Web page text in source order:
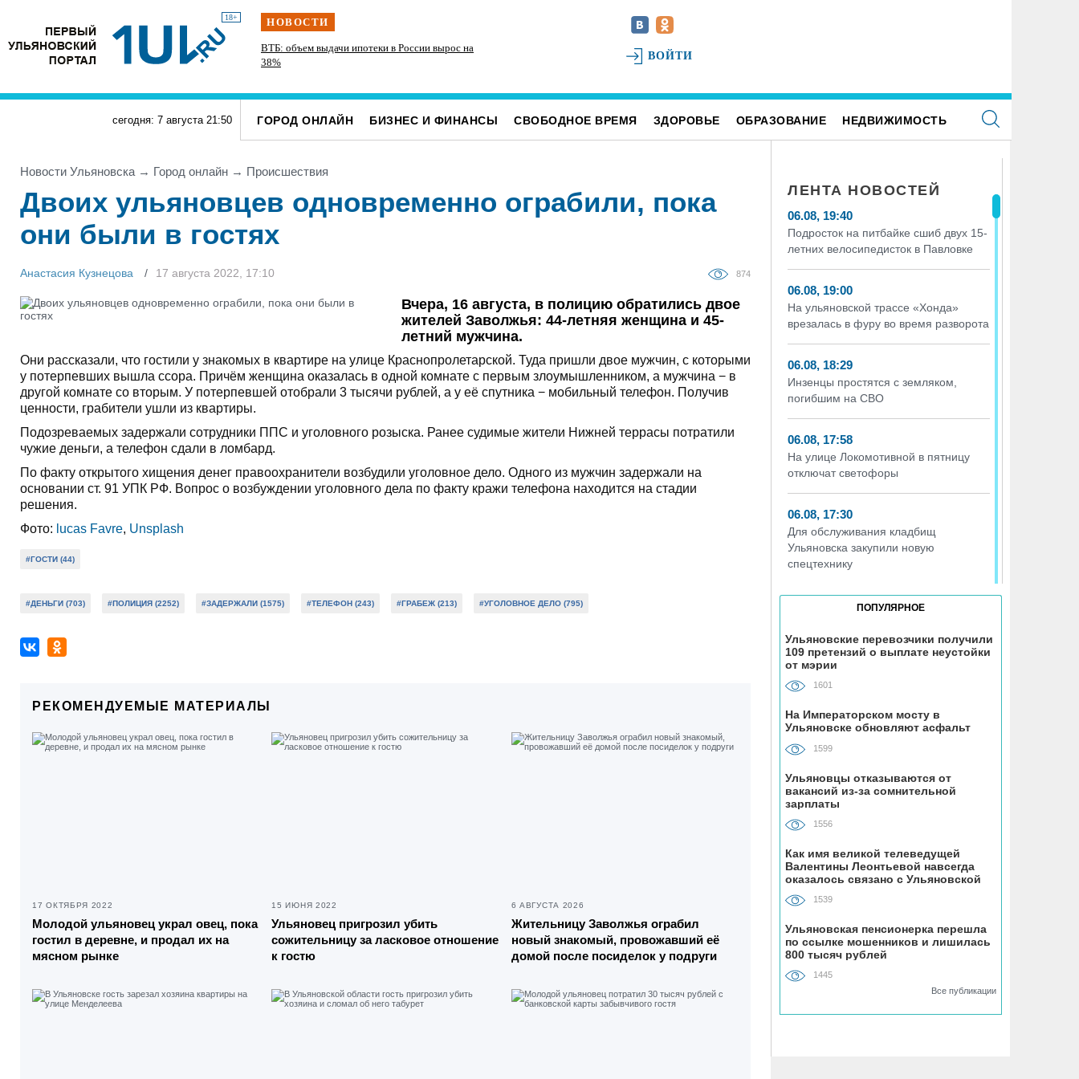
18+ НОВОСТИ
ВТБ: объем выдачи ипотеки в России вырос на
38%
ВОЙТИ
сегодня: 7 августа 21:50 ГОРОД ОНЛАЙН БИЗНЕС И ФИНАНСЫ СВОБОДНОЕ ВРЕМЯ ЗДОРОВЬЕ ОБРАЗОВАНИЕ НЕДВИЖИМОСТЬ
Новости Ульяновска → Город онлайн → Проиcшествия
Двоих ульяновцев одновременно ограбили, пока
они были в гостях
Анастасия Кузнецова 17 августа 2022, 17:10 874
Вчера, 16 августа, в полицию обратились двое
жителей Заволжья: 44-летняя женщина и 45-
летний мужчина.
Они рассказали, что гостили у знакомых в квартире на улице Краснопролетарской. Туда пришли двое мужчин, с которыми
у потерпевших вышла ссора. Причём женщина оказалась в одной комнате с первым злоумышленником, а мужчина − в
другой комнате со вторым. У потерпевшей отобрали 3 тысячи рублей, а у её спутника − мобильный телефон. Получив
ценности, грабители ушли из квартиры.
Подозреваемых задержали сотрудники ППС и уголовного розыска. Ранее судимые жители Нижней террасы потратили
чужие деньги, а телефон сдали в ломбард.
По факту открытого хищения денег правоохранители возбудили уголовное дело. Одного из мужчин задержали на
основании ст. 91 УПК РФ. Вопрос о возбуждении уголовного дела по факту кражи телефона находится на стадии
решения.
Фото: lucas Favre, Unsplash
#ГОСТИ (44)
#ДЕНЬГИ (703) #ПОЛИЦИЯ (2252) #ЗАДЕРЖАЛИ (1575) #ТЕЛЕФОН (243) #ГРАБЕЖ (213) #УГОЛОВНОЕ ДЕЛО (795)
РЕКОМЕНДУЕМЫЕ МАТЕРИАЛЫ
17 ОКТЯБРЯ 2022
Молодой ульяновец украл овец, пока
гостил в деревне, и продал их на
мясном рынке
15 ИЮНЯ 2022
Ульяновец пригрозил убить
сожительницу за ласковое отношение
к гостю
6 АВГУСТА 2026
Жительницу Заволжья ограбил
новый знакомый, провожавший её
домой после посиделок у подруги
ЛЕНТА НОВОСТЕЙ
06.08, 19:40
Подросток на питбайке сшиб двух 15-
летних велосипедисток в Павловке
06.08, 19:00
На ульяновской трассе «Хонда»
врезалась в фуру во время разворота
06.08, 18:29
Инзенцы простятся с земляком,
погибшим на СВО
06.08, 17:58
На улице Локомотивной в пятницу
отключат светофоры
06.08, 17:30
Для обслуживания кладбищ
Ульяновска закупили новую
спецтехнику
смена категорий кешбэка создает
волны спроса
06.08, 17:00
В ульяновской школе №7
устанавливают «умные» тренажёры с
QR-кодами
06.08, 16:22
В Ульяновске на месяц перекрыли
участок улицы Ефремова
06.08, 15:59
На здании травмпункта в Ульяновске
появилась мемориальная доска в
честь Рылеева
06.08, 15:29
Прокурор Теребунов нашёл
нарушения в ульяновской колонии
ПОПУЛЯРНОЕ
Ульяновские перевозчики получили
109 претензий о выплате неустойки
от мэрии
1601
На Императорском мосту в
Ульяновске обновляют асфальт
1599
Ульяновцы отказываются от
вакансий из-за сомнительной
зарплаты
1556
Как имя великой телеведущей
Валентины Леонтьевой навсегда
оказалось связано с Ульяновской
областью
1539
Ульяновская пенсионерка перешла
по ссылке мошенников и лишилась
800 тысяч рублей
1445
Все публикации